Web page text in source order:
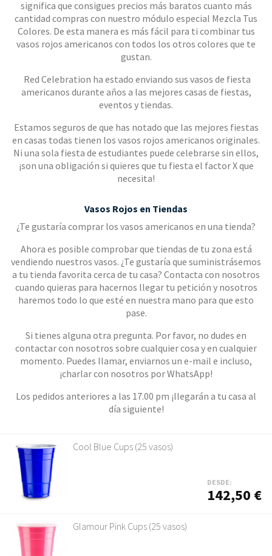
significa que consigues precios más baratos cuanto más
cantidad compras con nuestro módulo especial Mezcla Tus
Colores. De esta manera es más fácil para ti combinar tus
vasos rojos americanos con todos los otros colores que te
gustan.
Red Celebration ha estado enviando sus vasos de fiesta
americanos durante años a las mejores casas de fiestas,
eventos y tiendas.
Estamos seguros de que has notado que las mejores fiestas
en casas todas tienen los vasos rojos americanos originales.
Ni una sola fiesta de estudiantes puede celebrarse sin ellos,
¡son una obligación si quieres que tu fiesta el factor X que
necesita!
Vasos Rojos en Tiendas
¿Te gustaría comprar los vasos americanos en una tienda?
Ahora es posible comprobar que tiendas de tu zona está
vendiendo nuestros vasos. ¿Te gustaría que suministrásemos
a tu tienda favorita cerca de tu casa? Contacta con nosotros
cuando quieras para hacernos llegar tu petición y nosotros
haremos todo lo que esté en nuestra mano para que esto
pase.
Si tienes alguna otra pregunta. Por favor, no dudes en
contactar con nosotros sobre cualquier cosa y en cualquier
momento. Puedes llamar, enviarnos un e-mail e incluso,
¡charlar con nosotros por WhatsApp!
Los pedidos anteriores a las 17.00 pm ¡llegarán a tu casa al
día siguiente!
Cool Blue Cups (25 vasos)
DESDE:
142,50 €
Glamour Pink Cups (25 vasos)